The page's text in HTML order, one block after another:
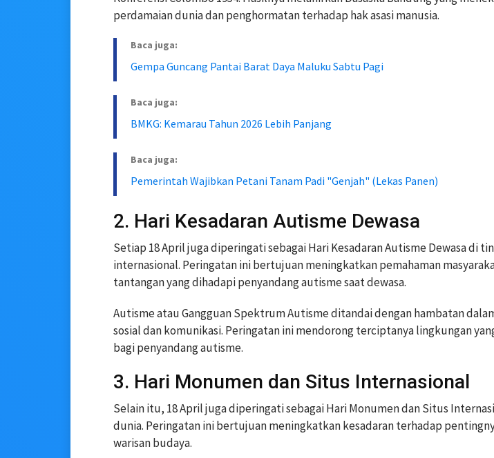
perdamaian dunia dan penghormatan terhadap hak asasi manusia.
Baca juga:
Gempa Guncang Pantai Barat Daya Maluku Sabtu Pagi
Baca juga:
BMKG: Kemarau Tahun 2026 Lebih Panjang
Baca juga:
Pemerintah Wajibkan Petani Tanam Padi "Genjah" (Lekas Panen)
2. Hari Kesadaran Autisme Dewasa
Setiap 18 April juga diperingati sebagai Hari Kesadaran Autisme Dewasa di
internasional. Peringatan ini bertujuan meningkatkan pemahaman
tantangan yang dihadapi penyandang autisme saat dewasa.
Autisme atau Gangguan Spektrum Autisme ditandai dengan hambatan
sosial dan komunikasi. Peringatan ini mendorong terciptanya lingkungan
bagi penyandang autisme.
3. Hari Monumen dan Situs Internasional
Selain itu, 18 April juga diperingati sebagai Hari Monumen dan Situs
dunia. Peringatan ini bertujuan meningkatkan kesadaran terhadap
warisan budaya.